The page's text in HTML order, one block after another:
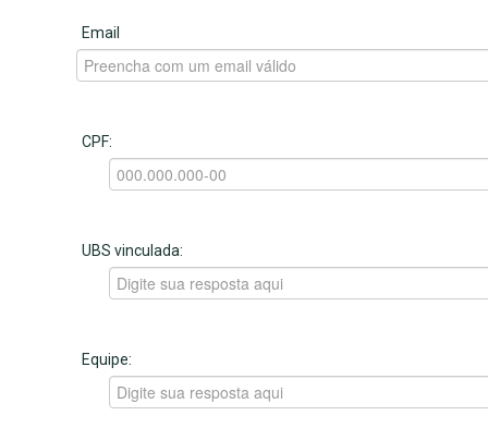
Email
CPF:
UBS vinculada:
Equipe: